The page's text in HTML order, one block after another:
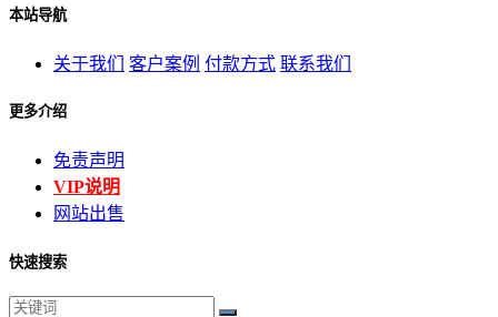
本站导航
关于我们 客户案例 付款方式 联系我们
更多介绍
免责声明
VIP说明
网站出售
快速搜索